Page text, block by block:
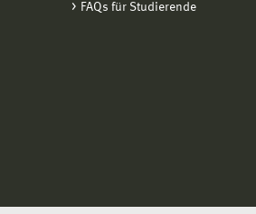
FAQs für Studierende